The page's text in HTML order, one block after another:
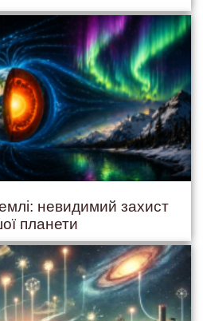
невидимий захист
планети